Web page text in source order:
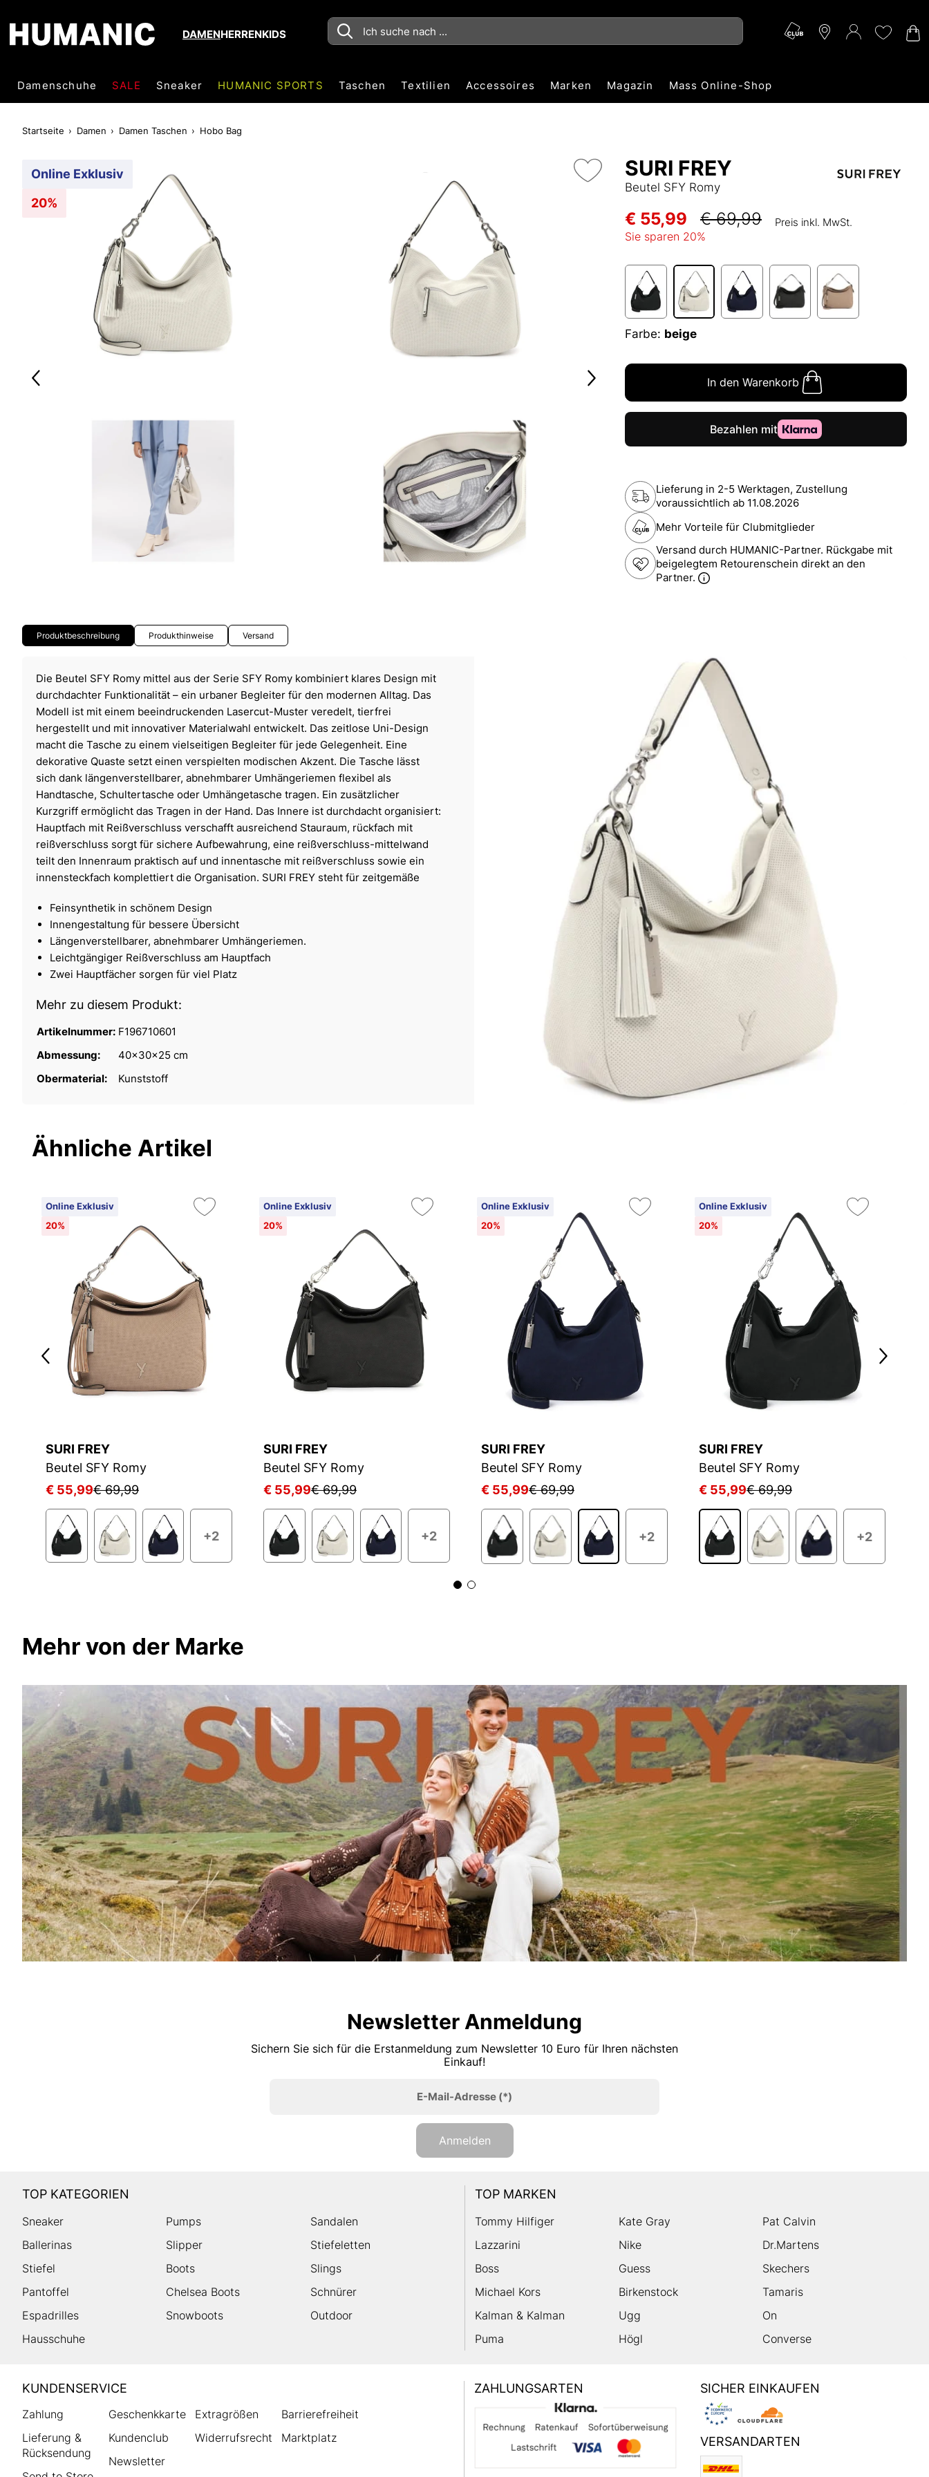
DAMENHERRENKIDS
Damenschuhe SALE Sneaker HUMANIC SPORTS Taschen Textilien Accessoires Marken Magazin Mass Online-Shop
Startseite Damen Damen Taschen Hobo Bag
Online Exklusiv
20%
SURI FREY
Beutel SFY Romy
€ 55,99 € 69,99 Preis inkl. MwSt.
Sie sparen 20%
Farbe: beige
In den Warenkorb
Lieferung in 2-5 Werktagen, Zustellung
voraussichtlich ab 11.08.2026
Mehr Vorteile für Clubmitglieder
Versand durch HUMANIC-Partner. Rückgabe mit
beigelegtem Retourenschein direkt an den
Partner.
Produktbeschreibung Produkthinweise Versand
Die Beutel SFY Romy mittel aus der Serie SFY Romy kombiniert klares Design mit
durchdachter Funktionalität – ein urbaner Begleiter für den modernen Alltag. Das
Modell ist mit einem beeindruckenden Lasercut-Muster veredelt, tierfrei
hergestellt und mit innovativer Materialwahl entwickelt. Das zeitlose Uni-Design
macht die Tasche zu einem vielseitigen Begleiter für jede Gelegenheit. Eine
dekorative Quaste setzt einen verspielten modischen Akzent. Die Tasche lässt
sich dank längenverstellbarer, abnehmbarer Umhängeriemen flexibel als
Handtasche, Schultertasche oder Umhängetasche tragen. Ein zusätzlicher
Kurzgriff ermöglicht das Tragen in der Hand. Das Innere ist durchdacht organisiert:
Hauptfach mit Reißverschluss verschafft ausreichend Stauraum, rückfach mit
reißverschluss sorgt für sichere Aufbewahrung, eine reißverschluss-mittelwand
teilt den Innenraum praktisch auf und innentasche mit reißverschluss sowie ein
innensteckfach komplettiert die Organisation. SURI FREY steht für zeitgemäße
Feinsynthetik in schönem Design
Innengestaltung für bessere Übersicht
Längenverstellbarer, abnehmbarer Umhängeriemen.
Leichtgängiger Reißverschluss am Hauptfach
Zwei Hauptfächer sorgen für viel Platz
Mehr zu diesem Produkt:
Artikelnummer: F196710601
Abmessung:
40x30x25 cm
Obermaterial:
Kunststoff
Ähnliche Artikel
Online Exklusiv
20%
SURI FREY
Beutel SFY Romy
€ 55,99€ 69,99
+2
Online Exklusiv
20%
SURI FREY
Beutel SFY Romy
€ 55,99€ 69,99
+2
Online Exklusiv
20%
SURI FREY
Beutel SFY Romy
€ 55,99€ 69,99
+2
Online Exklusiv
20%
SURI FREY
Beutel SFY Romy
€ 55,99€ 69,99
+2
Mehr von der Marke
Newsletter Anmeldung
Sichern Sie sich für die Erstanmeldung zum Newsletter 10 Euro für Ihren nächsten
Einkauf!
E-Mail-Adresse(*)
Anmelden
TOP KATEGORIEN
Sneaker Pumps
Sandalen
Ballerinas
Slipper
Stiefeletten
Stiefel
Boots
Slings
Pantoffel
Chelsea Boots
Schnürer
Espadrilles
Snowboots
Outdoor
Hausschuhe
TOP MARKEN
Tommy Hilfiger Kate Gray
Pat Calvin
Lazzarini
Nike
Dr.Martens
Boss
Guess
Skechers
Michael Kors
Birkenstock
Tamaris
Kalman & Kalman
Ugg
On
Puma
Högl Converse
HUMANIC
Footer
KUNDENSERVICE
Zahlung
Lieferung &
Rücksendung
Geschenkkarte
Kundenclub
Newsletter
Extragrößen
Widerrufsrecht
Barrierefreiheit
Marktplatz
ZAHLUNGSARTEN SICHER EINKAUFEN
VERSANDARTEN